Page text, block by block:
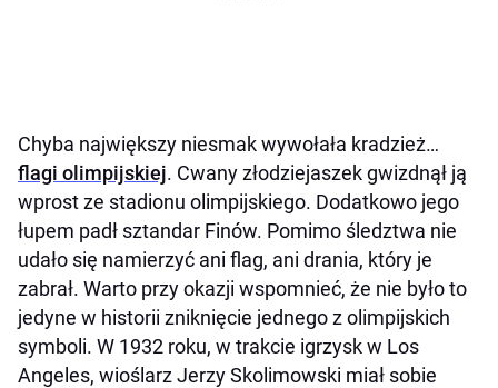
Chyba największy niesmak wywołała kradzież…
flagi olimpijskiej. Cwany złodziejaszek gwizdnął ją
wprost ze stadionu olimpijskiego. Dodatkowo jego
łupem padł sztandar Finów. Pomimo śledztwa nie
udało się namierzyć ani flag, ani drania, który je
zabrał. Warto przy okazji wspomnieć, że nie było to
jedyne w historii zniknięcie jednego z olimpijskich
symboli. W 1932 roku, w trakcie igrzysk w Los
Angeles, wioślarz Jerzy Skolimowski miał sobie